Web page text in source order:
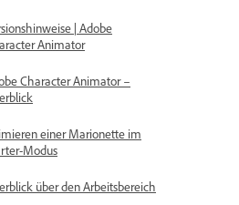
| Adobe
Animator
Character Animator –
einer Marionette im
Modus
über den Arbeitsbereich